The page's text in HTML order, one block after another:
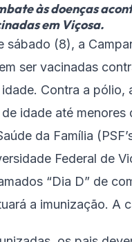
às doenças
em Viçosa.
sábado (8), a
ser vacinadas
Contra a pólio,
de idade até
da Família
Federal de
“Dia D” de
a imunização. A